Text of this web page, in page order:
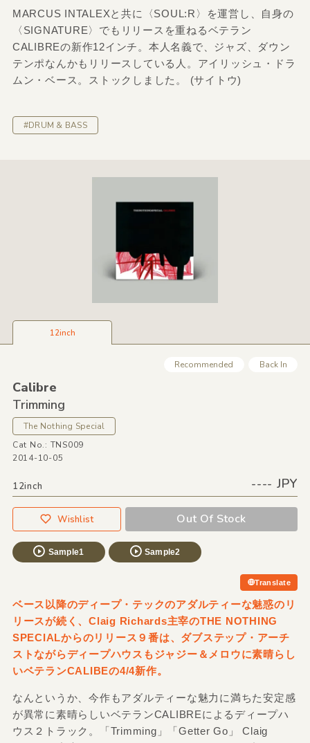
MARCUS INTALEXと共に〈SOUL:R〉を運営し、自身の
〈SIGNATURE〉でもリリースを重ねるベテラン
CALIBREの新作12インチ。本人名義で、ジャズ、ダウン
テンポなんかもリリースしている人。アイリッシュ・ドラ
ムン・ベース。ストックしました。 (サイトウ)
#DRUM & BASS
12inch
Recommended Back In
Calibre
Trimming
The Nothing Special
Cat No.: TNS009
2014-10-05
12inch ---- JPY
Wishlist Out Of Stock
Sample1 Sample2
Translate
ベース以降のディープ・テックのアダルティーな魅惑のリ
リースが続く、Claig Richards主宰のTHE NOTHING
SPECIALからのリリース９番は、ダブステップ・アーチ
ストながらディープハウスもジャジー＆メロウに素晴らし
いベテランCALIBEの4/4新作。
なんというか、今作もアダルティーな魅力に満ちた安定感
が異常に素晴らしいベテランCALIBREによるディープハ
ウス２トラック。「Trimming」「Getter Go」 Claig